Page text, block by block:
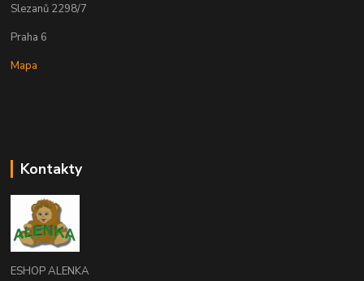
Slezanů 2298/7
Praha 6
Mapa
Kontakty
ESHOP ALENKA